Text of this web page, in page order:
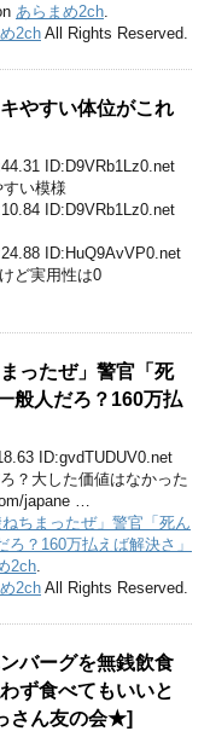
あらまめ2ch
2ch All Rights Reserved.
やすい体位がこれ
ID:D9VRb1Lz0.net
い模様
ID:D9VRb1Lz0.net
ID:HuQ9AvVP0.net
ど実用性は0
ったぜ」警官「死
般人だろ？160万払
ID:gvdTUDUV0.net
？大した価値はなかった
japane …
ちまったぜ」警官「死ん
？160万払えば解決さ」
2ch
2ch All Rights Reserved.
バーグを無銭飲食
ず食べてもいいと
さん友の会★]